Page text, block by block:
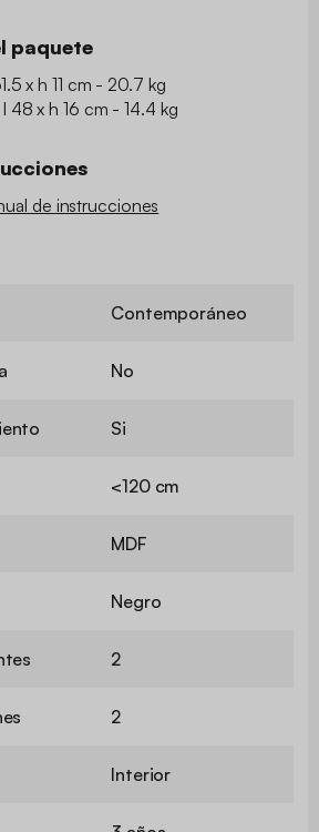
paquete
x h 11 cm - 20.7 kg
48 x h 16 cm - 14.4 kg
de instrucciones
Contemporáneo
No
Si
<120 cm
MDF
Negro
2
2
Interior